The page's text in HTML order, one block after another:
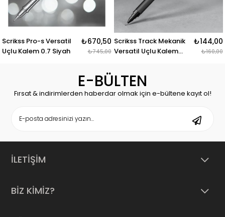
Scrikss Pro-s Versatil
Uçlu Kalem 0.7 Siyah
₺670,50
₺745,00
Scrikss Track Mekanik
Versatil Uçlu Kalem
₺144,00
₺160,00
E-BÜLTEN
Fırsat & indirimlerden haberdar olmak için e-bültene kayıt ol!
İLETİŞİM
BİZ KİMİZ?